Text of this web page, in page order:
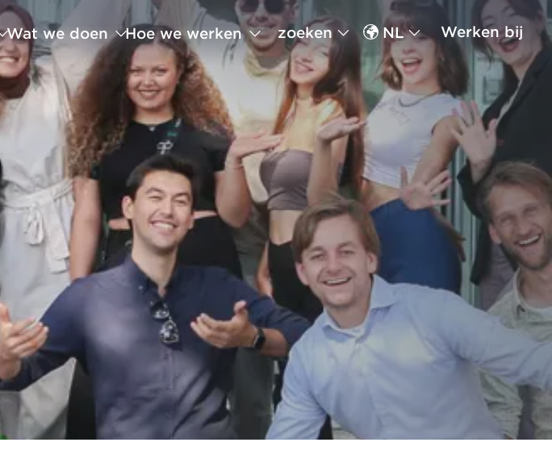
Werken bij
NL
zoeken
Wat we doen Hoe we werken